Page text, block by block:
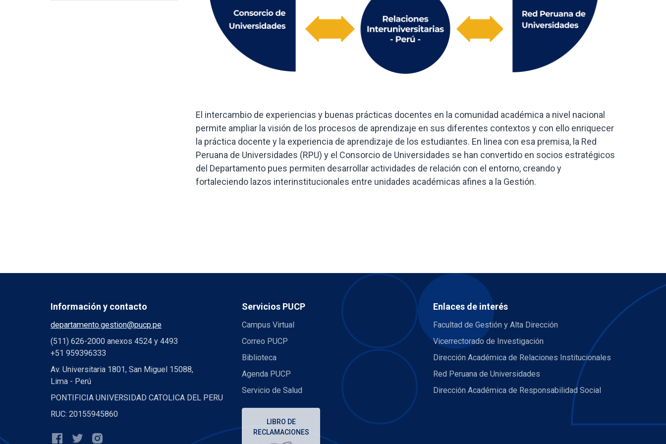
El intercambio de experiencias y buenas prácticas docentes en la comunidad académica a nivel nacional
permite ampliar la visión de los procesos de aprendizaje en sus diferentes contextos y con ello enriquecer
la práctica docente y la experiencia de aprendizaje de los estudiantes. En linea con esa premisa, la Red
Peruana de Universidades (RPU) y el Consorcio de Universidades se han convertido en socios estratégicos
del Departamento pues permiten desarrollar actividades de relación con el entorno, creando y
fortaleciendo lazos interinstitucionales entre unidades académicas afines a la Gestión.
Información y contacto
departamento.gestion@pucp.pe
(511) 626-2000 anexos 4524 y 4493
+51 959396333
Av. Universitaria 1801, San Miguel 15088,
Lima - Perú
PONTIFICIA UNIVERSIDAD CATOLICA DEL PERU
RUC: 20155945860
Servicios PUCP
Campus Virtual
Correo PUCP
Biblioteca
Agenda PUCP
Servicio de Salud
LIBRO DE
RECLAMACIONES
Enlaces de interés
Facultad de Gestión y Alta Dirección
Vicerrectorado de Investigación
Dirección Académica de Relaciones Institucionales
Red Peruana de Universidades
Dirección Académica de Responsabilidad Social